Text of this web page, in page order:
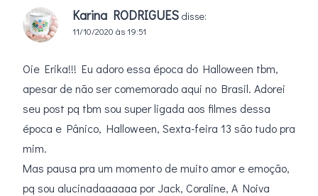
Karina RODRIGUES disse:
11/10/2020 às 19:51
Oie Erika!!! Eu adoro essa época do Halloween tbm,
apesar de não ser comemorado aqui no Brasil. Adorei
seu post pq tbm sou super ligada aos filmes dessa
época e Pânico, Halloween, Sexta-feira 13 são tudo pra
mim.
Mas pausa pra um momento de muito amor e emoção,
pq sou alucinadaaaaaa por Jack, Coraline, A Noiva